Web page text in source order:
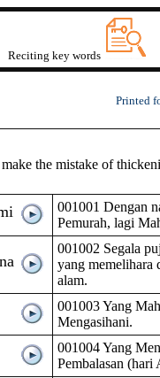
Reciting key words
Printed
the mistake of
001001 Dengan
Pemurah, lagi
na
001002 Segala
yang memelihara
alam.
001003 Yang
Mengasihani.
001004 Yang
Pembalasan (hari